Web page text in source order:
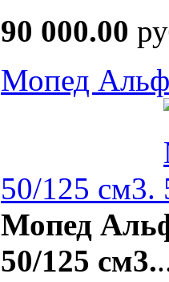
90 000.00
Мопед
50/125 см3.
Мопед
50/125 см3.